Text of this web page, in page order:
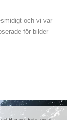
och vi var
för bilder